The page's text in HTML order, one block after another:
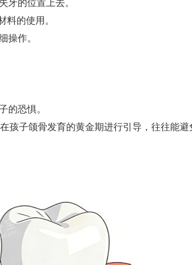
牙的位置上去。
料的使用。
操作。
的恐惧。
孩子颌骨发育的黄金期进行引导，往往能避